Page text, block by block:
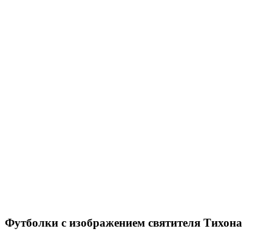
Футболки с изображением святителя Тихона